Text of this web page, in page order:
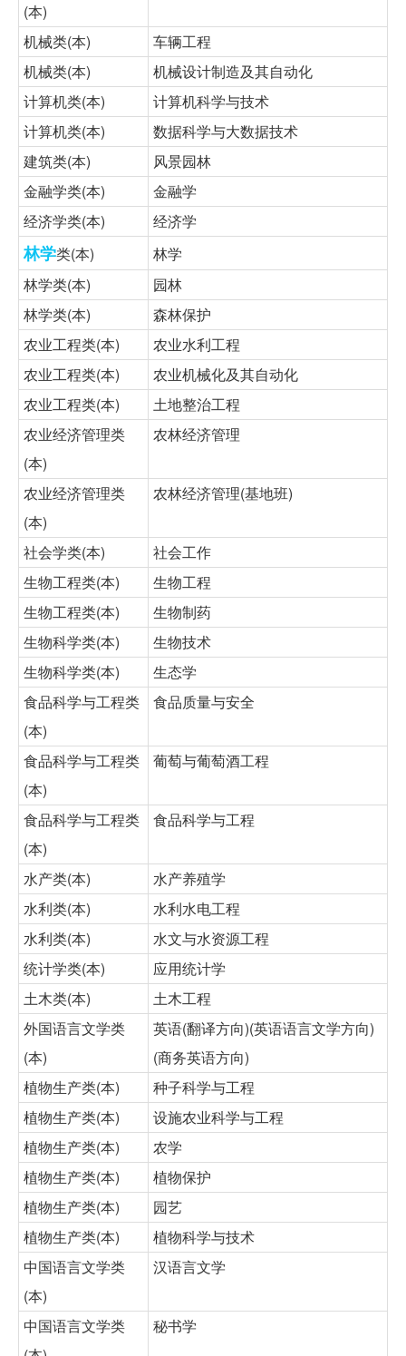
(本)
机械类(本)
车辆工程
机械类(本)
机械设计制造及其自动化
计算机类(本)
计算机科学与技术
计算机类(本)
数据科学与大数据技术
建筑类(本)
风景园林
金融学类(本)
金融学
经济学类(本)
经济学
林学类(本)
林学
林学类(本)
园林
林学类(本)
森林保护
农业工程类(本)
农业水利工程
农业工程类(本)
农业机械化及其自动化
农业工程类(本)
土地整治工程
农业经济管理类
(本)
农林经济管理
农业经济管理类
(本)
农林经济管理(基地班)
社会学类(本)
社会工作
生物工程类(本)
生物工程
生物工程类(本)
生物制药
生物科学类(本)
生物技术
生物科学类(本)
生态学
食品科学与工程类
(本)
食品质量与安全
食品科学与工程类
(本)
葡萄与葡萄酒工程
食品科学与工程类
(本)
食品科学与工程
水产类(本)
水产养殖学
水利类(本)
水利水电工程
水利类(本)
水文与水资源工程
统计学类(本)
应用统计学
土木类(本)
土木工程
外国语言文学类
(本)
英语(翻译方向)(英语语言文学方向)
(商务英语方向)
植物生产类(本)
种子科学与工程
植物生产类(本)
设施农业科学与工程
植物生产类(本)
农学
植物生产类(本)
植物保护
植物生产类(本)
园艺
植物生产类(本)
植物科学与技术
中国语言文学类
(本)
汉语言文学
中国语言文学类
秘书学